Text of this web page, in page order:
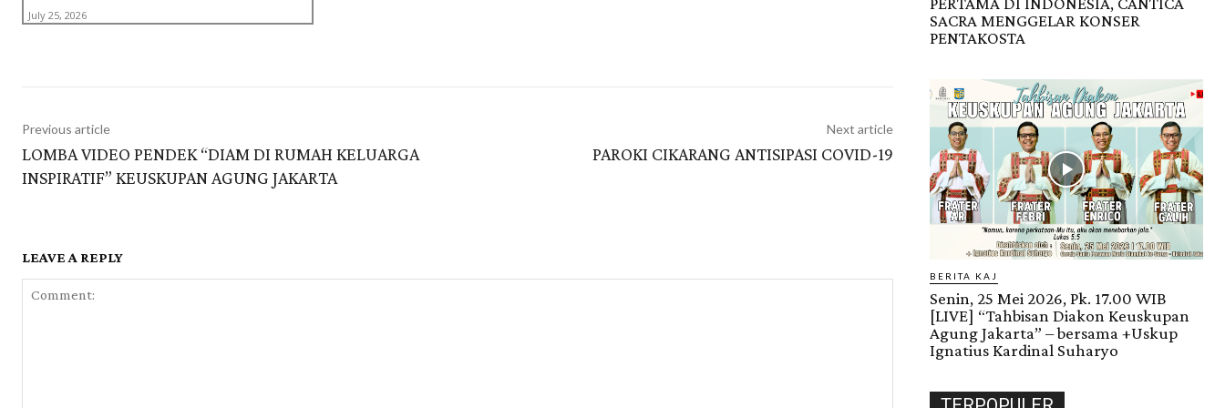
July 25, 2026
Previous article
LOMBA VIDEO PENDEK “DIAM DI RUMAH KELUARGA
INSPIRATIF” KEUSKUPAN AGUNG JAKARTA
Next article
PAROKI CIKARANG ANTISIPASI COVID-19
LEAVE A REPLY
SACRA MENGGELAR KONSER
PENTAKOSTA
BERITA KAJ
Senin, 25 Mei 2026, Pk. 17.00 WIB
[LIVE] “Tahbisan Diakon Keuskupan
Agung Jakarta” – bersama +Uskup
Ignatius Kardinal Suharyo